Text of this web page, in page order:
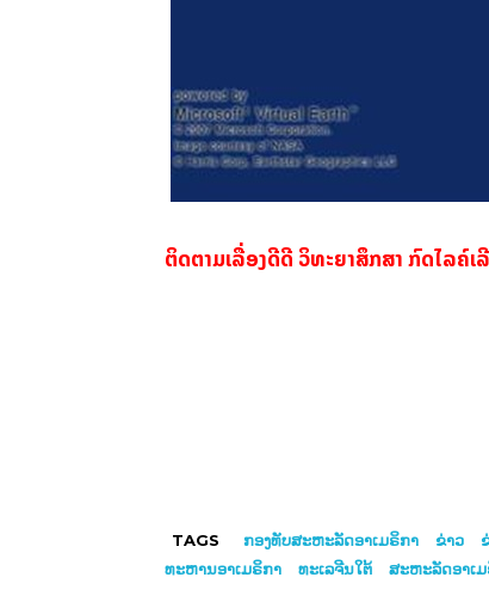
ຕິດຕາມເລື່ອງດີດີ ວິທະຍາສຶກສາ ກົດໄລຄ໌ເ
TAGS ກອງທັບສະຫະລັດອາເມຣິກາ ຂ່າວ
ທະຫານອາເມຣິກາ
ທະເລຈີນໃຕ້ ສະຫະລັດອາເ